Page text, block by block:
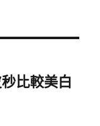
比較美白